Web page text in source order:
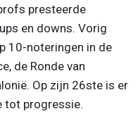
presteerde
en downs. Vorig
10-noteringen in de
de Ronde van
Op zijn 26ste is er
tot progressie.